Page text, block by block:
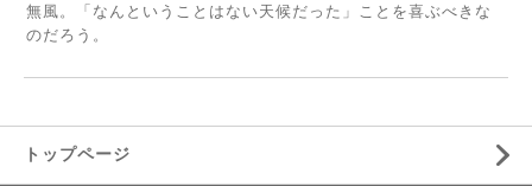
無風。「なんということはない天候だった」ことを喜ぶべきな
のだろう。
トップページ